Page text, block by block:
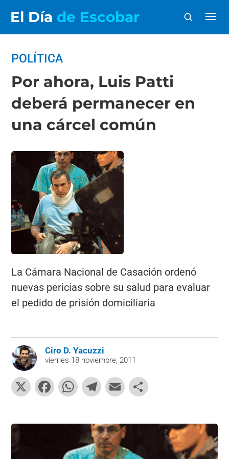
El Día de Escobar
POLÍTICA
Por ahora, Luis Patti
deberá permanecer en
una cárcel común
La Cámara Nacional de Casación ordenó
nuevas pericias sobre su salud para evaluar
el pedido de prisión domiciliaria
Ciro D. Yacuzzi
viernes 18 noviembre, 2011
X
F
a
c
b
W
h
at
s
A
T
el
e
gr
a
E
m
ai
o
m